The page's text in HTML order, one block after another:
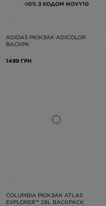
-10% З КОДОМ NOVY10
ADIDAS РЮКЗАК ADICOLOR
BACKPK
1499 ГРН
COLUMBIA РЮКЗАК ATLAS
EXPLORER™ 28L BACKPACK